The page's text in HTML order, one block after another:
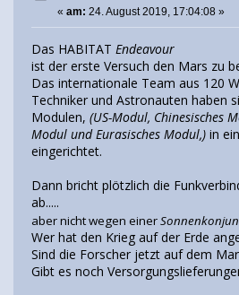
« am: 24. August 2019, 17:04:08 »
Das HABITAT Endeavour
ist der erste Versuch den Mars zu
Das internationale Team aus 120
Techniker und Astronauten haben
Modulen, (US-Modul, Chinesisches
Modul und Eurasisches Modul,) in
eingerichtet.
Dann bricht plötzlich die
ab.....
aber nicht wegen einer
Wer hat den Krieg auf der Erde
Sind die Forscher jetzt auf dem
Gibt es noch